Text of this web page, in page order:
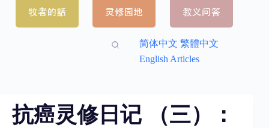
简体中文 繁體中文
English Articles
抗癌灵修日记 （三）：